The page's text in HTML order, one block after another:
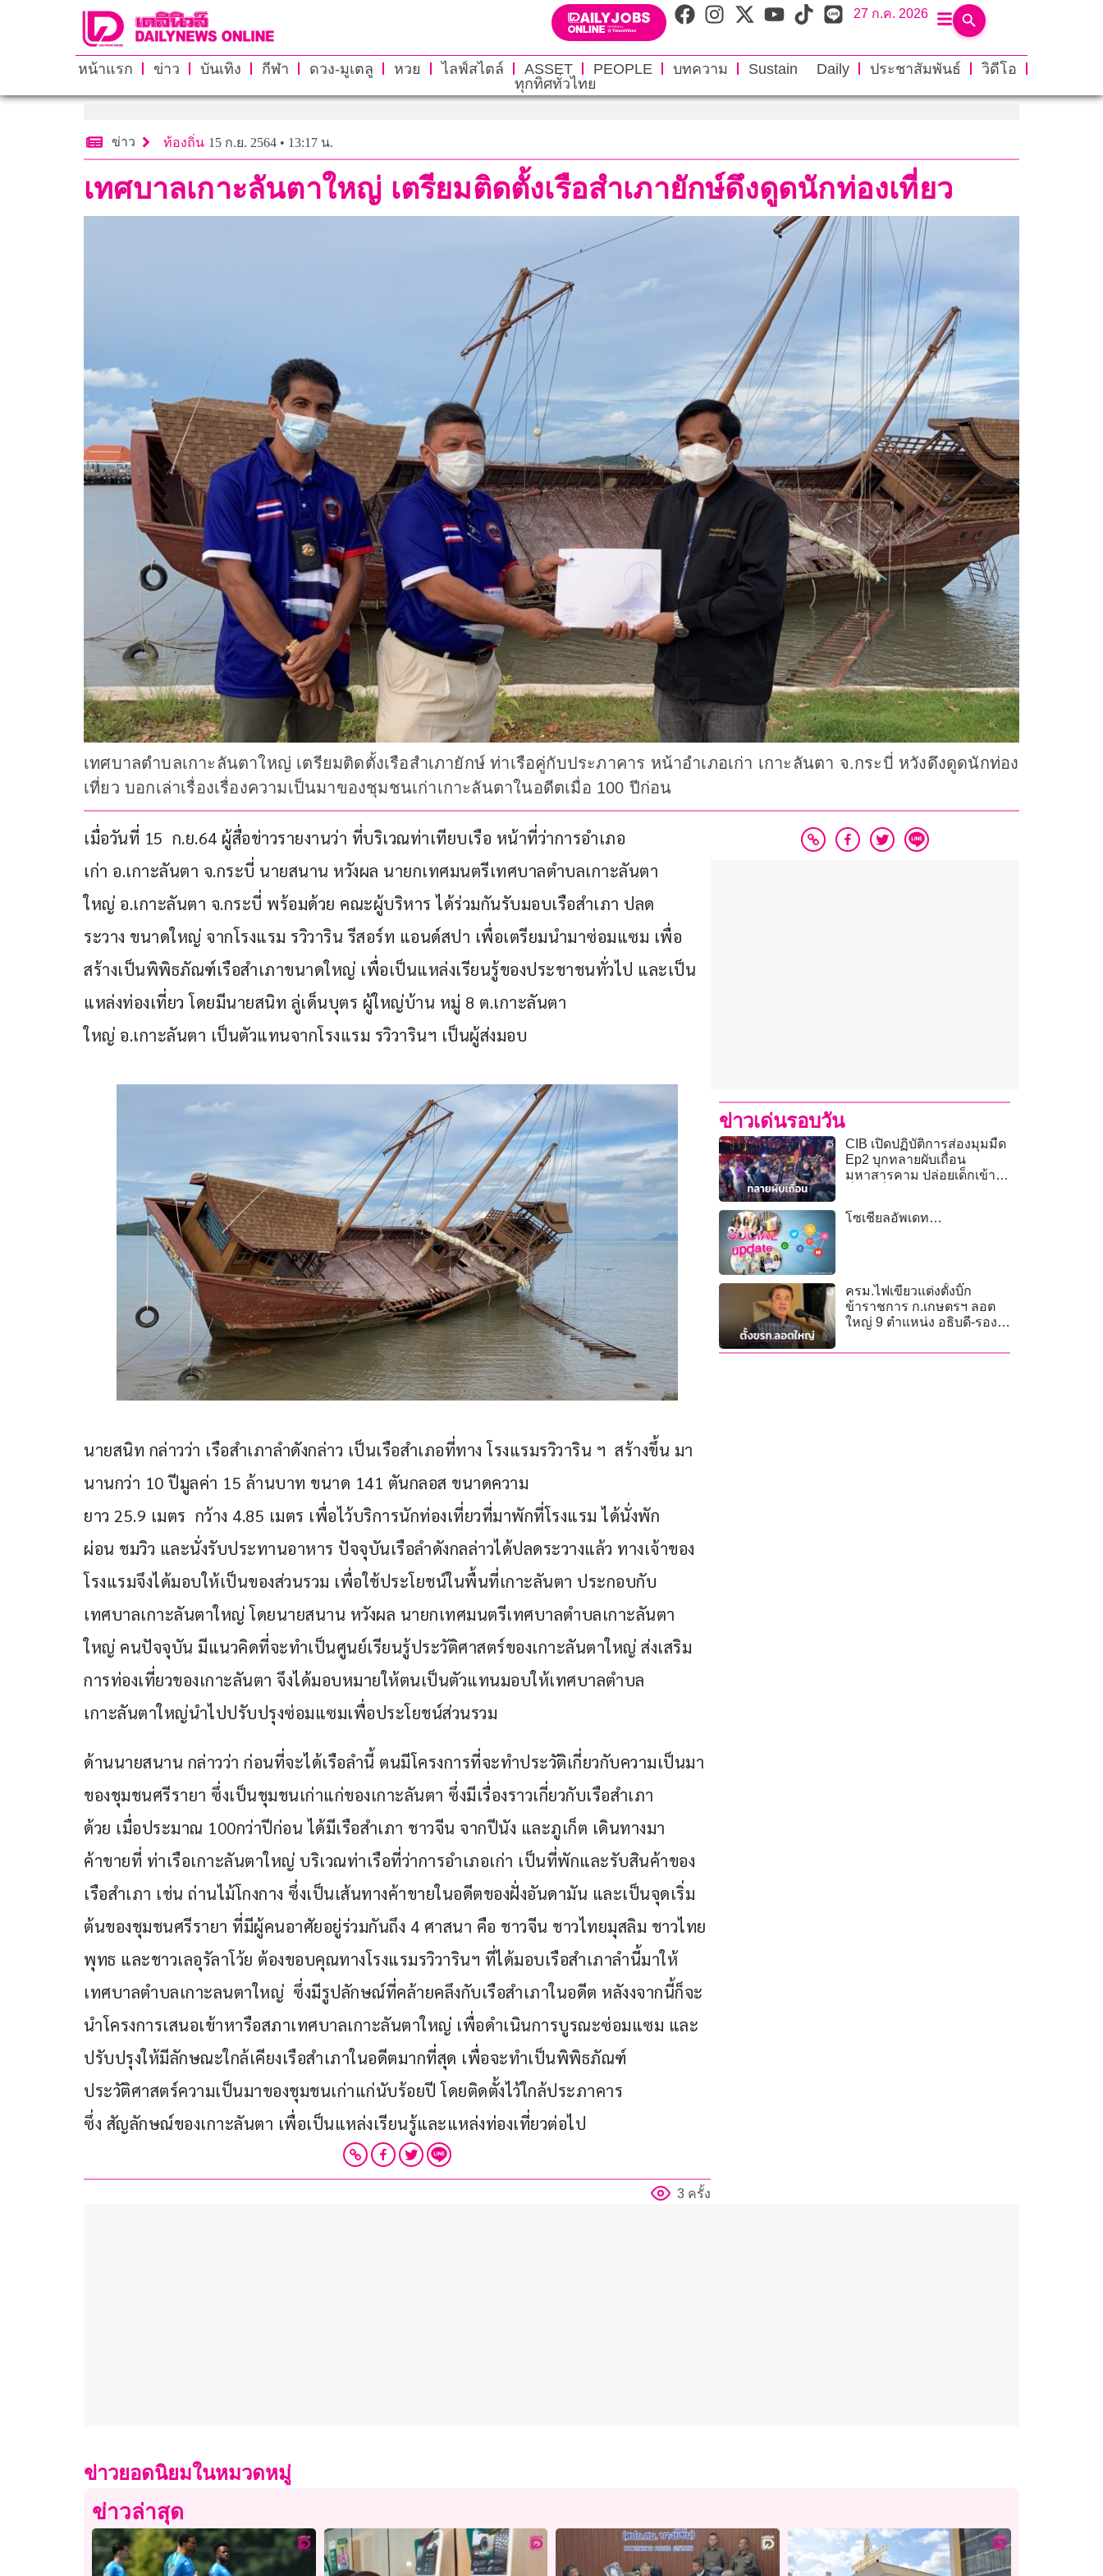
27 ก.ค. 2026
หน้าแรก ข่าว บันเทิง กีฬา ดวง-มูเตลู หวย ไลฟ์สไตล์ ASSET PEOPLE บทความ Sustain Daily ประชาสัมพันธ์
วิดีโอ
ทุกทิศทั่วไทย
ข่าว ท้องถิ่น 15 ก.ย. 2564 • 13:17 น.
เทศบาลเกาะลันตาใหญ่ เตรียมติดตั้งเรือสำเภายักษ์ดึงดูดนักท่องเที่ยว
เทศบาลตำบลเกาะลันตาใหญ่ เตรียมติดตั้งเรือสำเภายักษ์ ท่าเรือคู่กับประภาคาร หน้าอำเภอเก่า เกาะลันตา จ.กระบี่ หวังดึงดูดนักท่อง
เที่ยว บอกเล่าเรื่องเรื่องความเป็นมาของชุมชนเก่าเกาะลันตาในอดีตเมื่อ 100 ปีก่อน
เมื่อวันที่ 15  ก.ย.64 ผู้สื่อข่าวรายงานว่า ที่บริเวณท่าเทียบเรือ หน้าที่ว่าการอำเภอ
เก่า อ.เกาะลันตา จ.กระบี่ นายสนาน หวังผล นายกเทศมนตรีเทศบาลตำบลเกาะลันตา
ใหญ่ อ.เกาะลันตา จ.กระบี่ พร้อมด้วย คณะผู้บริหาร ได้ร่วมกันรับมอบเรือสำเภา ปลด
ระวาง ขนาดใหญ่ จากโรงแรม รวิวาริน รีสอร์ท แอนด์สปา เพื่อเตรียมนำมาซ่อมแซม เพื่อ
สร้างเป็นพิพิธภัณฑ์เรือสำเภาขนาดใหญ่ เพื่อเป็นแหล่งเรียนรู้ของประชาชนทั่วไป และเป็น
แหล่งท่องเที่ยว โดยมีนายสนิท ลู่เด็นบุตร ผู้ใหญ่บ้าน หมู่ 8 ต.เกาะลันตา
ใหญ่ อ.เกาะลันตา เป็นตัวแทนจากโรงแรม รวิวารินฯ เป็นผู้ส่งมอบ
นายสนิท กล่าวว่า เรือสำเภาลำดังกล่าว เป็นเรือสำเภอที่ทาง โรงแรมรวิวาริน ฯ  สร้างขึ้น มา
นานกว่า 10 ปีมูลค่า 15 ล้านบาท ขนาด 141 ตันกลอส ขนาดความ
ยาว 25.9 เมตร  กว้าง 4.85 เมตร เพื่อไว้บริการนักท่องเที่ยวที่มาพักที่โรงแรม ได้นั่งพัก
ผ่อน ชมวิว และนั่งรับประทานอาหาร ปัจจุบันเรือลำดังกลล่าวได้ปลดระวางแล้ว ทางเจ้าของ
โรงแรมจึงได้มอบให้เป็นของส่วนรวม เพื่อใช้ประโยชน์ในพื้นที่เกาะลันตา ประกอบกับ
เทศบาลเกาะลันตาใหญ่ โดยนายสนาน หวังผล นายกเทศมนตรีเทศบาลตำบลเกาะลันตา
ใหญ่ คนปัจจุบัน มีแนวคิดที่จะทำเป็นศูนย์เรียนรู้ประวัติศาสตร์ของเกาะลันตาใหญ่ ส่งเสริม
การท่องเที่ยวของเกาะลันตา จึงได้มอบหมายให้ตนเป็นตัวแทนมอบให้เทศบาลตำบล
เกาะลันตาใหญ่นำไปปรับปรุงซ่อมแซมเพื่อประโยชน์ส่วนรวม
ด้านนายสนาน กล่าวว่า ก่อนที่จะได้เรือลำนี้ ตนมีโครงการที่จะทำประวัติเกี่ยวกับความเป็นมา
ของชุมชนศรีรายา ซึ่งเป็นชุมชนเก่าแก่ของเกาะลันตา ซึ่งมีเรื่องราวเกี่ยวกับเรือสำเภา
ด้วย เมื่อประมาณ 100กว่าปีก่อน ได้มีเรือสำเภา ชาวจีน จากปีนัง และภูเก็ต เดินทางมา
ค้าขายที่ ท่าเรือเกาะลันตาใหญ่ บริเวณท่าเรือที่ว่าการอำเภอเก่า เป็นที่พักและรับสินค้าของ
เรือสำเภา เช่น ถ่านไม้โกงกาง ซึ่งเป็นเส้นทางค้าขายในอดีตของฝั่งอันดามัน และเป็นจุดเริ่ม
ต้นของชุมชนศรีรายา ที่มีผู้คนอาศัยอยู่ร่วมกันถึง 4 ศาสนา คือ ชาวจีน ชาวไทยมุสลิม ชาวไทย
พุทธ และชาวเลอุรัลาโว้ย ต้องขอบคุณทางโรงแรมรวิวารินฯ ที่ได้มอบเรือสำเภาลำนี้มาให้
เทศบาลตำบลเกาะลนตาใหญ่  ซึ่งมีรูปลักษณ์ที่คล้ายคลึงกับเรือสำเภาในอดีต หลังงจากนี้ก็จะ
นำโครงการเสนอเข้าหารือสภาเทศบาลเกาะลันตาใหญ่ เพื่อดำเนินการบูรณะซ่อมแซม และ
ปรับปรุงให้มีลักษณะใกล้เคียงเรือสำเภาในอดีตมากที่สุด เพื่อจะทำเป็นพิพิธภัณฑ์
ประวัติศาสตร์ความเป็นมาของชุมชนเก่าแก่นับร้อยปี โดยติดตั้งไว้ใกล้ประภาคาร
ซึ่ง สัญลักษณ์ของเกาะลันตา เพื่อเป็นแหล่งเรียนรู้และแหล่งท่องเที่ยวต่อไป
3 ครั้ง
ข่าวเด่นรอบวัน
CIB เปิดปฏิบัติการส่องมุมมืด
Ep2 บุกทลายผับเถื่อน
มหาสารคาม ปล่อยเด็กเข้า
โซเชียลอัพเดท…
ครม.ไฟเขียวแต่งตั้งบิ๊ก
ข้าราชการ ก.เกษตรฯ ลอต
ใหญ่ 9 ตำแหน่ง อธิบดี-รอง
ข่าวยอดนิยมในหมวดหมู่
ข่าวล่าสุด